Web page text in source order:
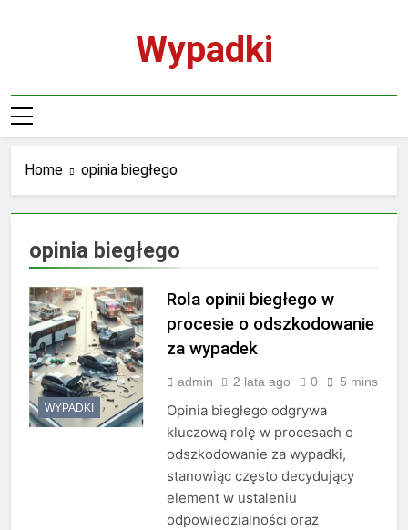
Wypadki
Home opinia biegłego
opinia biegłego
WYPADKI
Rola opinii biegłego w
procesie o odszkodowanie
za wypadek
admin 2 lata ago 0 5 mins
Opinia biegłego odgrywa
kluczową rolę w procesach o
odszkodowanie za wypadki,
stanowiąc często decydujący
element w ustaleniu
odpowiedzialności oraz